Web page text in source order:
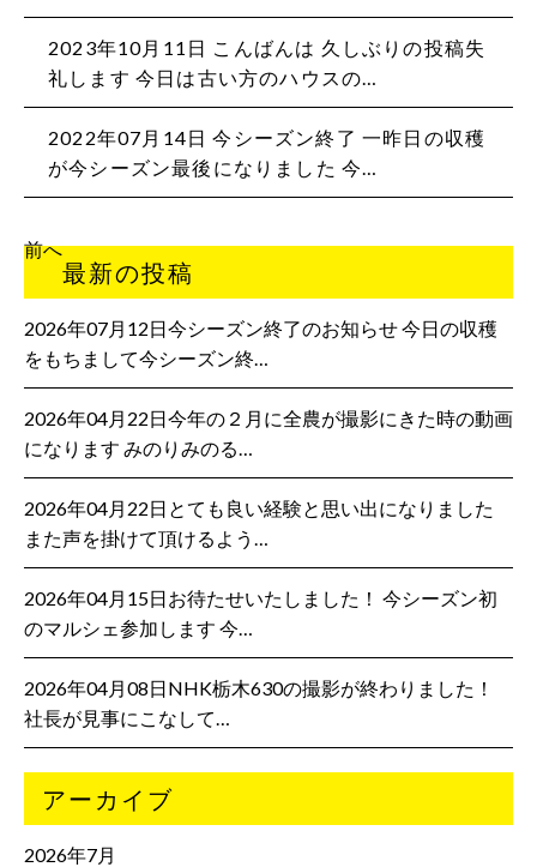
2023年10月11日 こんばんは 久しぶりの投稿失
礼します 今日は古い方のハウスの…
2022年07月14日 今シーズン終了 一昨日の収穫
が今シーズン最後になりました 今…
前へ
最新の投稿
2026年07月12日今シーズン終了のお知らせ 今日の収穫
をもちまして今シーズン終…
2026年04月22日今年の２月に全農が撮影にきた時の動画
になります みのりみのる…
2026年04月22日とても良い経験と思い出になりました
また声を掛けて頂けるよう…
2026年04月15日お待たせいたしました！ 今シーズン初
のマルシェ参加します 今…
2026年04月08日NHK栃木630の撮影が終わりました！
社長が見事にこなして…
アーカイブ
2026年7月